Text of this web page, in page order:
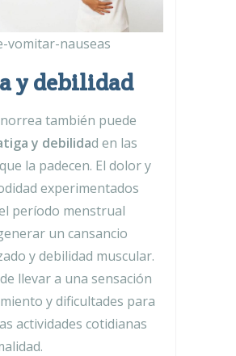
vomitar-nauseas
y debilidad
también puede
y debilidad en las
la padecen. El dolor y
experimentados
período menstrual
un cansancio
y debilidad muscular.
llevar a una sensación
y dificultades para
actividades cotidianas